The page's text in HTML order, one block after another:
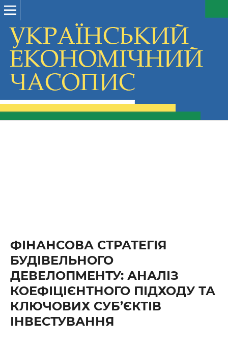
ФІНАНСОВА СТРАТЕГІЯ
БУДІВЕЛЬНОГО
ДЕВЕЛОПМЕНТУ: АНАЛІЗ
КОЕФІЦІЄНТНОГО ПІДХОДУ ТА
КЛЮЧОВИХ СУБ’ЄКТІВ
ІНВЕСТУВАННЯ